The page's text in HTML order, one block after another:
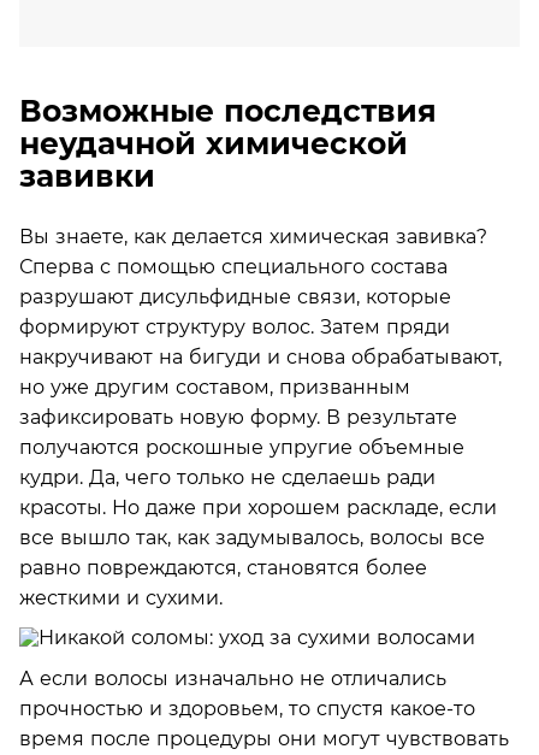
Возможные последствия
неудачной химической
завивки
Вы знаете, как делается химическая завивка?
Сперва с помощью специального состава
разрушают дисульфидные связи, которые
формируют структуру волос. Затем пряди
накручивают на бигуди и снова обрабатывают,
но уже другим составом, призванным
зафиксировать новую форму. В результате
получаются роскошные упругие объемные
кудри. Да, чего только не сделаешь ради
красоты. Но даже при хорошем раскладе, если
все вышло так, как задумывалось, волосы все
равно повреждаются, становятся более
жесткими и сухими.
А если волосы изначально не отличались
прочностью и здоровьем, то спустя какое-то
время после процедуры они могут чувствовать